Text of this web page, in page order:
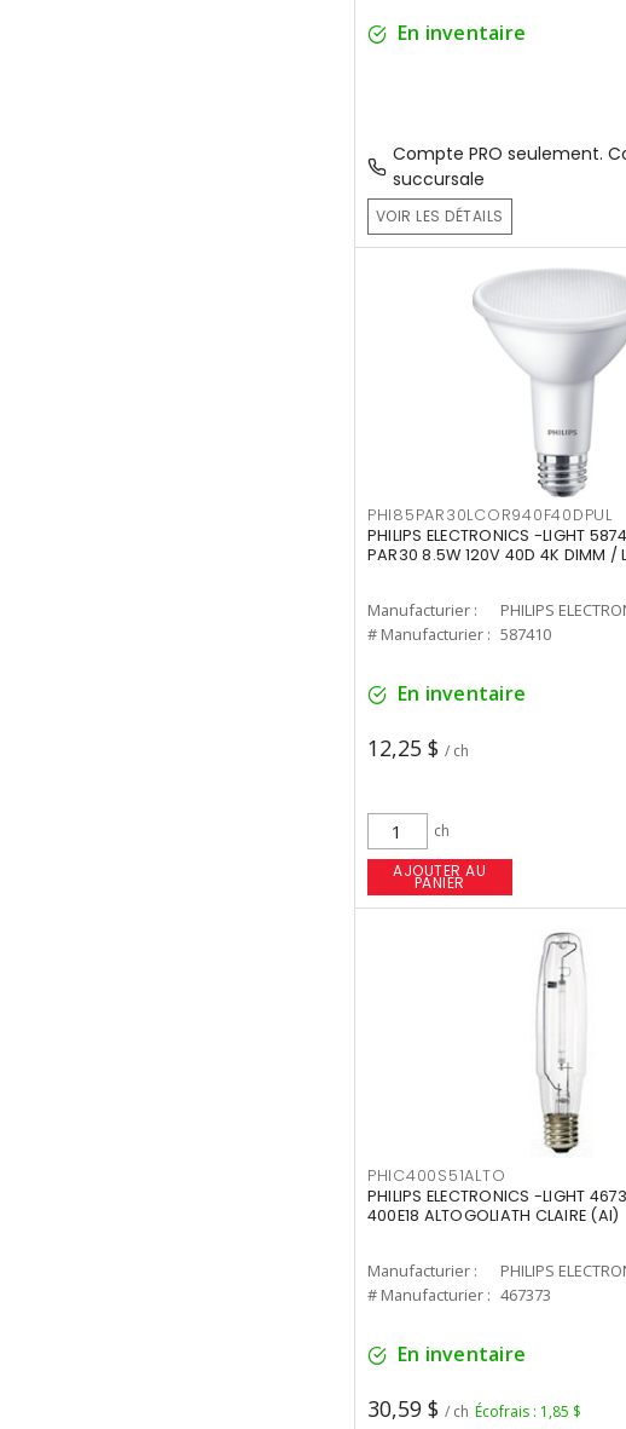
En inventaire
Compte PRO seulement.
succursale
VOIR LES DÉTAILS
PHI85PAR30LCOR940F40DPUL
PHILIPS ELECTRONICS -LIGHT
PAR30 8.5W 120V 40D 4K DIMM /
Manufacturier :
PHILIPS
# Manufacturier : 587410
En inventaire
12,25 $ / ch
ch
AJOUTER AU
PANIER
PHIC400S51ALTO
PHILIPS ELECTRONICS -LIGHT
400E18 ALTOGOLIATH CLAIRE (AI)
Manufacturier :
PHILIPS
# Manufacturier : 467373
En inventaire
30,59 $ / ch Écofrais : 1,85 $